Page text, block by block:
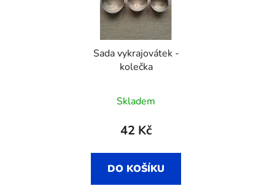
Sada vykrajovátek -
kolečka
Skladem
42 Kč
DO KOŠÍKU